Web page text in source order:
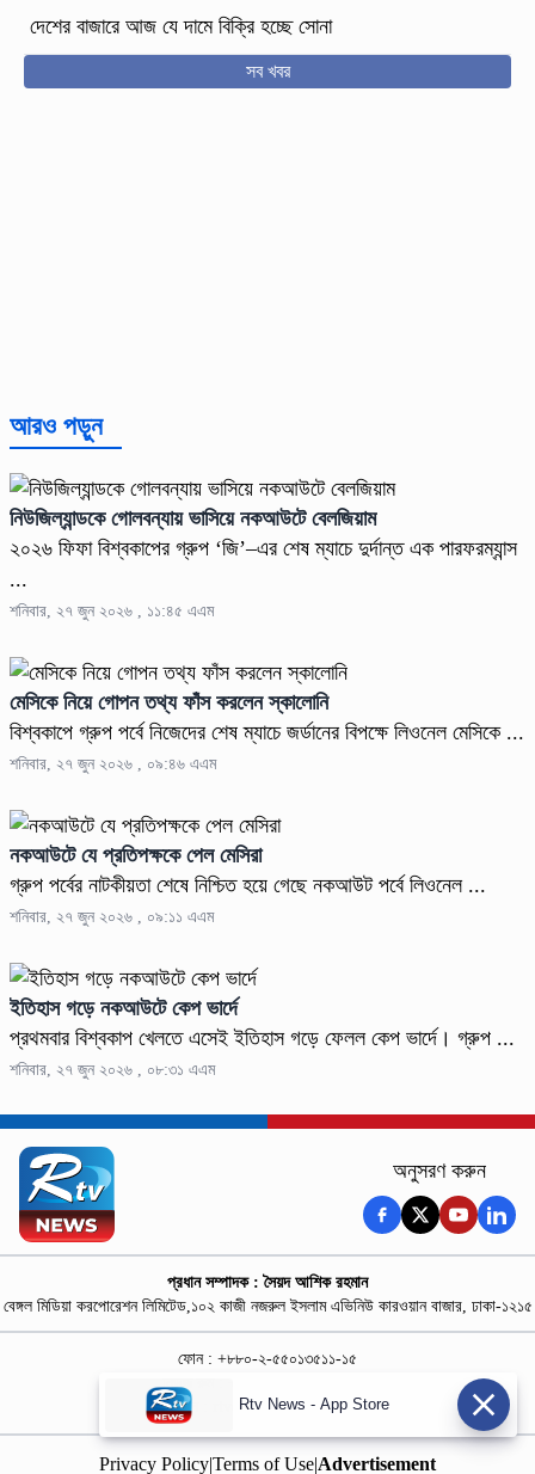
দেশের বাজারে আজ যে দামে বিক্রি হচ্ছে সোনা
সব খবর
আরও পড়ুন
নিউজিল্যান্ডকে গোলবন্যায় ভাসিয়ে নকআউটে বেলজিয়াম
২০২৬ ফিফা বিশ্বকাপের গ্রুপ ‘জি’–এর শেষ ম্যাচে দুর্দান্ত এক পারফরম্যান্স
...
শনিবার, ২৭ জুন ২০২৬ , ১১:৪৫ এএম
মেসিকে নিয়ে গোপন তথ্য ফাঁস করলেন স্কালোনি
বিশ্বকাপে গ্রুপ পর্বে নিজেদের শেষ ম্যাচে জর্ডানের বিপক্ষে লিওনেল মেসিকে ...
শনিবার, ২৭ জুন ২০২৬ , ০৯:৪৬ এএম
নকআউটে যে প্রতিপক্ষকে পেল মেসিরা
গ্রুপ পর্বের নাটকীয়তা শেষে নিশ্চিত হয়ে গেছে নকআউট পর্বে লিওনেল ...
শনিবার, ২৭ জুন ২০২৬ , ০৯:১১ এএম
ইতিহাস গড়ে নকআউটে কেপ ভার্দে
প্রথমবার বিশ্বকাপ খেলতে এসেই ইতিহাস গড়ে ফেলল কেপ ভার্দে। গ্রুপ ...
শনিবার, ২৭ জুন ২০২৬ , ০৮:৩১ এএম
অনুসরণ করুন
প্রধান সম্পাদক : সৈয়দ আশিক রহমান
বেঙ্গল মিডিয়া করপোরেশন লিমিটেড,১০২ কাজী নজরুল ইসলাম এভিনিউ কারওয়ান বাজার, ঢাকা-১২১৫
ফোন : +৮৮০-২-৫৫০১৩৫১১-১৫
বিজ্ঞাপন :
rtvdigitalad@gmail.com
Privacy Policy|Terms of Use|Advertisement
Rtv News - App Store